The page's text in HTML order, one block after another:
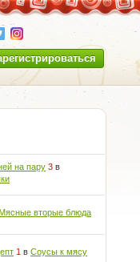
на пару 3 в
вторые блюда
1 вСоусы к мясу